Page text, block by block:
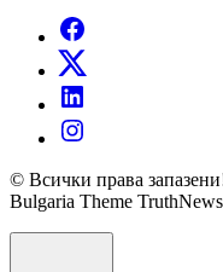
© Всички права
Bulgaria Theme